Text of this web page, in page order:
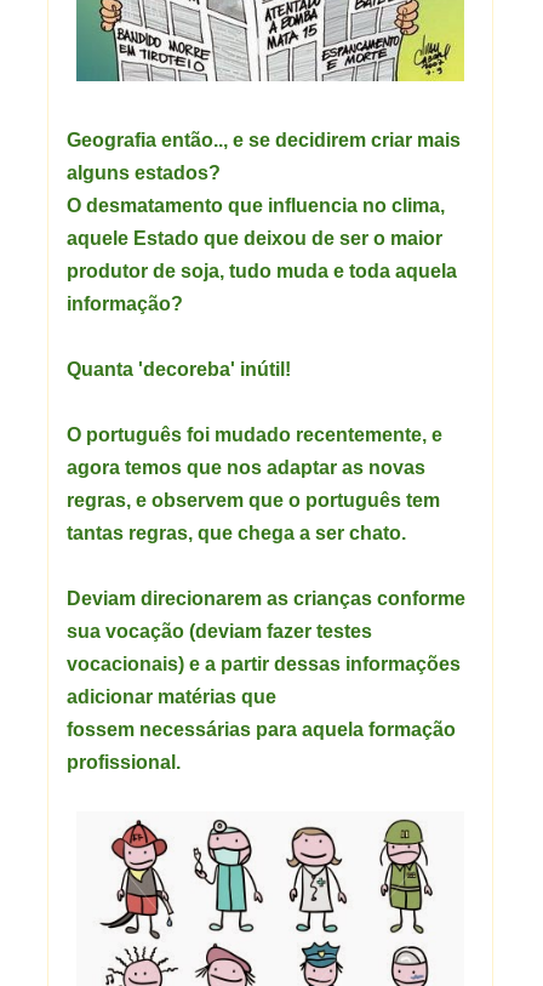
Geografia então.., e se decidirem criar mais
alguns estados?
O desmatamento que influencia no clima,
aquele Estado que deixou de ser o maior
produtor de soja, tudo muda e toda aquela
informação?
Quanta 'decoreba' inútil!
O português foi mudado recentemente, e
agora temos que nos adaptar as novas
regras, e observem que o português tem
tantas regras, que chega a ser chato.
Deviam direcionarem as crianças conforme
sua vocação (deviam fazer testes
vocacionais) e a partir dessas informações
adicionar matérias que
fossem necessárias para aquela formação
profissional.